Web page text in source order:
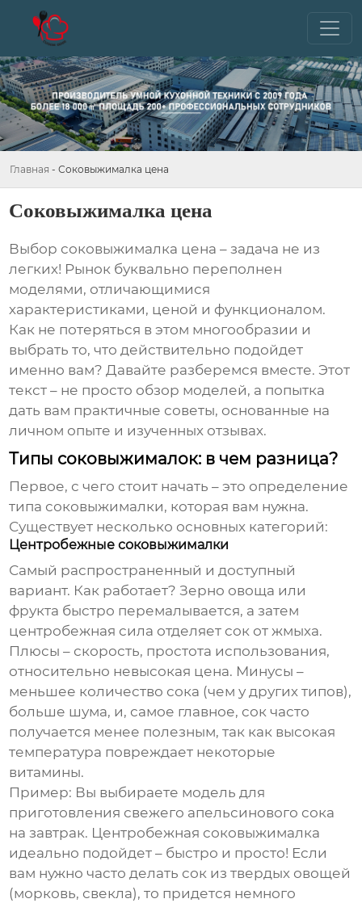
Главная - Соковыжималка цена
Соковыжималка цена
Выбор соковыжималка цена – задача не из
легких! Рынок буквально переполнен
моделями, отличающимися
характеристиками, ценой и функционалом.
Как не потеряться в этом многообразии и
выбрать то, что действительно подойдет
именно вам? Давайте разберемся вместе. Этот
текст – не просто обзор моделей, а попытка
дать вам практичные советы, основанные на
личном опыте и изученных отзывах.
Типы соковыжималок: в чем разница?
Первое, с чего стоит начать – это определение
типа соковыжималки, которая вам нужна.
Существует несколько основных категорий:
Центробежные соковыжималки
Самый распространенный и доступный
вариант. Как работает? Зерно овоща или
фрукта быстро перемалывается, а затем
центробежная сила отделяет сок от жмыха.
Плюсы – скорость, простота использования,
относительно невысокая цена. Минусы –
меньшее количество сока (чем у других типов),
больше шума, и, самое главное, сок часто
получается менее полезным, так как высокая
температура повреждает некоторые
витамины.
Пример: Вы выбираете модель для
приготовления свежего апельсинового сока
на завтрак. Центробежная соковыжималка
идеально подойдет – быстро и просто! Если
вам нужно часто делать сок из твердых овощей
(морковь, свекла), то придется немного